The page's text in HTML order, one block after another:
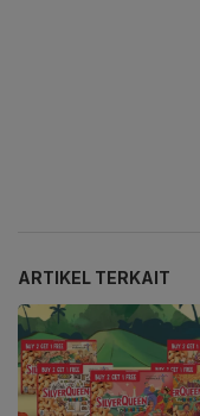
ARTIKEL TERKAIT